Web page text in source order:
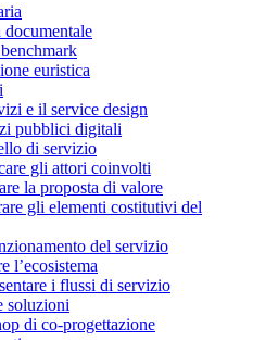
euristica
e il service design
pubblici digitali
di servizio
gli attori coinvolti
la proposta di valore
gli elementi costitutivi del
del servizio
l’ecosistema
i flussi di servizio
soluzioni
di co-progettazione